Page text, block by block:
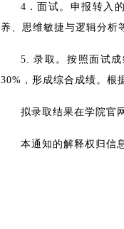
4 ．面试。申报转入
养、思维敏捷与逻辑分析
5.录取。按照面试
30% ，形成综合成绩。根
拟录取结果在学院官
本通知的解释权归信